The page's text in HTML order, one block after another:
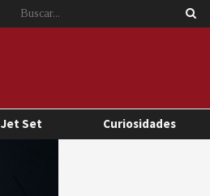
Jet Set Curiosidades